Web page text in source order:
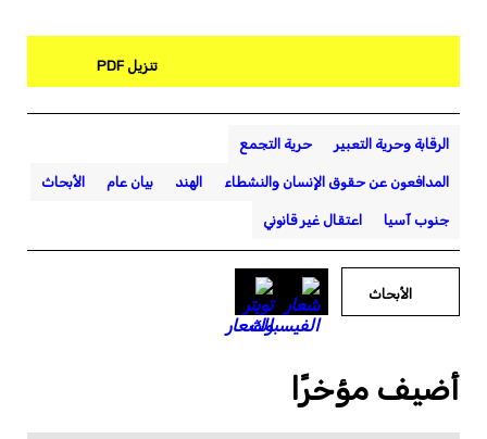
تنزيل PDF
الرقابة وحرية التعبير حرية التجمع
المدافعون عن حقوق الإنسان والنشطاء الهند بيان عام الأبحاث
جنوب آسيا اعتقال غير قانوني
الأبحاث
أضيف مؤخرًا